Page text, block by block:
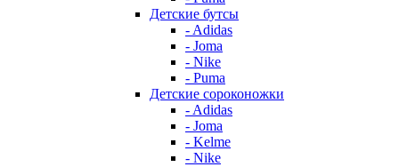
Детские бутсы
- Adidas
- Joma
- Nike
- Puma
Детские сороконожки
- Adidas
- Joma
- Kelme
- Nike